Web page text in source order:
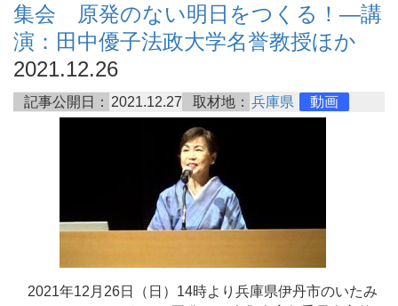
集会 原発のない明日をつくる！―講
演：田中優子法政大学名誉教授ほか
2021.12.26
記事公開日： 2021.12.27 取材地： 兵庫県 動画
2021年12月26日（日）14時より兵庫県伊丹市のいたみ